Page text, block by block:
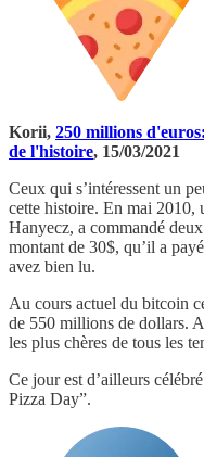
Korii, 250 millions
de l'histoire, 15/03/2021
Ceux qui s’intéressent un
cette histoire. En mai
Hanyecz, a commandé
montant de 30$, qu’il a
avez bien lu.
Au cours actuel du bitcoin
de 550 millions de dollars.
les plus chères de tous les
Ce jour est d’ailleurs
Pizza Day”.